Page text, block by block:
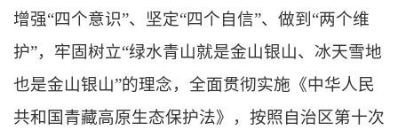
增强“四个意识”、坚定“四个自信”、做到“两个维
护”，牢固树立“绿水青山就是金山银山、冰天雪地
也是金山银山”的理念，全面贯彻实施《中华人民
共和国青藏高原生态保护法》，按照自治区第十次